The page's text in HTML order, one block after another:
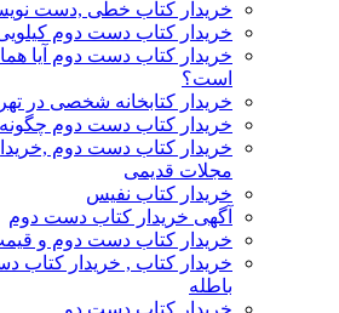
خریدار کتاب خطی ,دست
خریدار کتاب دست دوم
خریدار کتاب دست دوم آیا
است؟
خریدار کتابخانه شخصی در
خریدار کتاب دست دوم
خریدار کتاب دست دوم
مجلات قدیمی
خریدار کتاب نفیس
آگهی خریدار کتاب دست دوم
خریدار کتاب دست دوم و
خریدار کتاب , خریدار کتاب
باطله